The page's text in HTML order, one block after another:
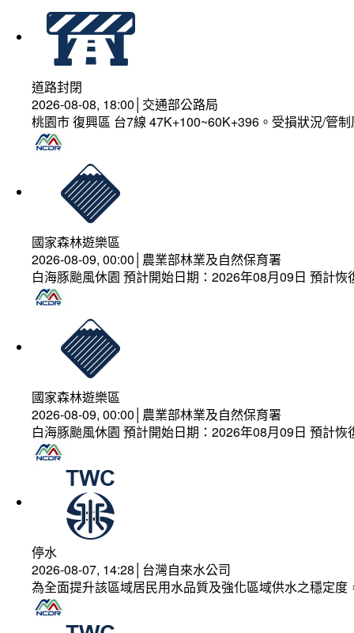
道路封閉
2026-08-08, 18:00│交通部公路局
桃園市 復興區 台7線 47K+100~60K+396。受損狀況/管
國家森林遊樂區
2026-08-09, 00:00│農業部林業及自然保育署
白海豚颱風休園 預計開始日期：2026年08月09日 預計
國家森林遊樂區
2026-08-09, 00:00│農業部林業及自然保育署
白海豚颱風休園 預計開始日期：2026年08月09日 預計
停水
2026-08-07, 14:28│台灣自來水公司
為全面提升該區域居民用水品質及強化區域供水之穩定